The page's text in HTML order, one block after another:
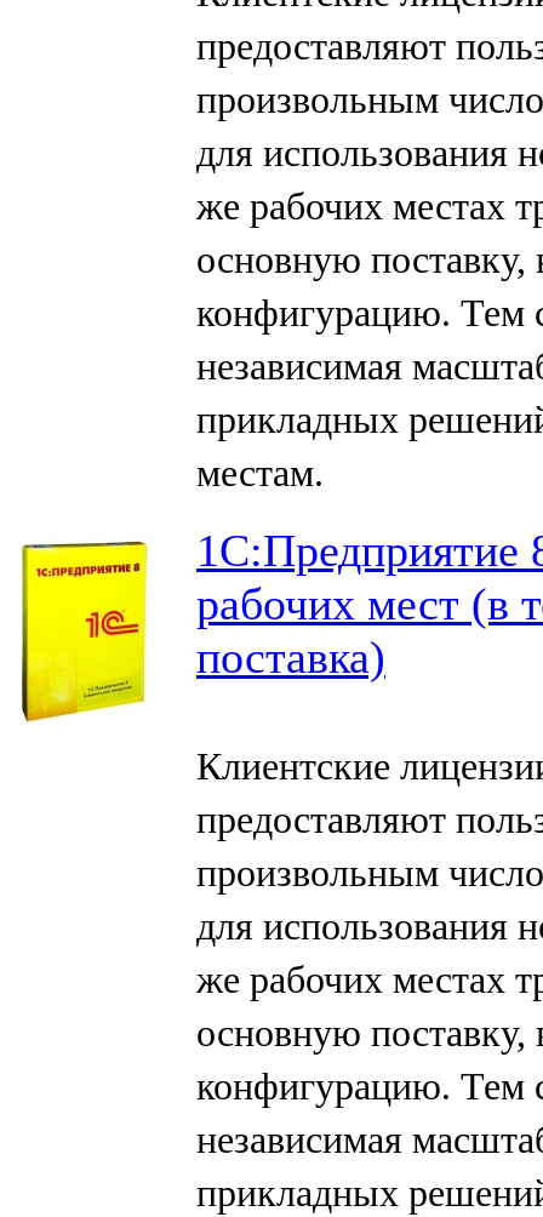
предоставляют
произвольным
для использования
же рабочих местах
основную
конфигурацию. Тем
независимая
прикладных
местам.
1С:Предприятие
рабочих мест (в
поставка)
Клиентские
предоставляют
произвольным
для использования
же рабочих местах
основную
конфигурацию. Тем
независимая
прикладных